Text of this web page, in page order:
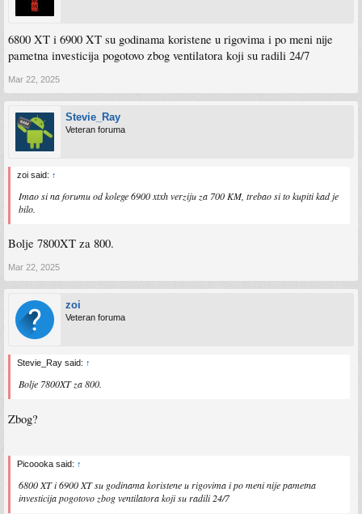
6800 XT i 6900 XT su godinama koristene u rigovima i po meni nije
pametna investicija pogotovo zbog ventilatora koji su radili 24/7
Mar 22, 2025
Stevie_Ray
Veteran foruma
zoi said: ↑
Imao si na forumu od kolege 6900 xtxh verziju za 700 KM, trebao si to kupiti kad je
bilo.
Bolje 7800XT za 800.
Mar 22, 2025
zoi
Veteran foruma
Stevie_Ray said: ↑
Bolje 7800XT za 800.
Zbog?
Picoooka said: ↑
6800 XT i 6900 XT su godinama koristene u rigovima i po meni nije pametna
investicija pogotovo zbog ventilatora koji su radili 24/7